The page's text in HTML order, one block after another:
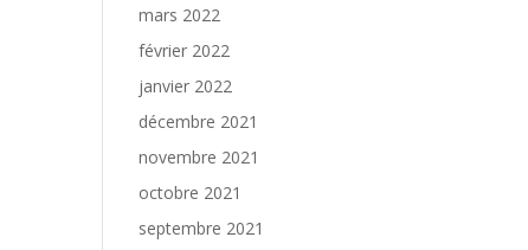
mars 2022
février 2022
janvier 2022
décembre 2021
novembre 2021
octobre 2021
septembre 2021